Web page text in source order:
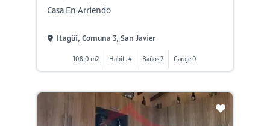
Casa En Arriendo
Itagüí, Comuna 3, San Javier
108.0 m2 Habit. 4 Baños 2 Garaje 0